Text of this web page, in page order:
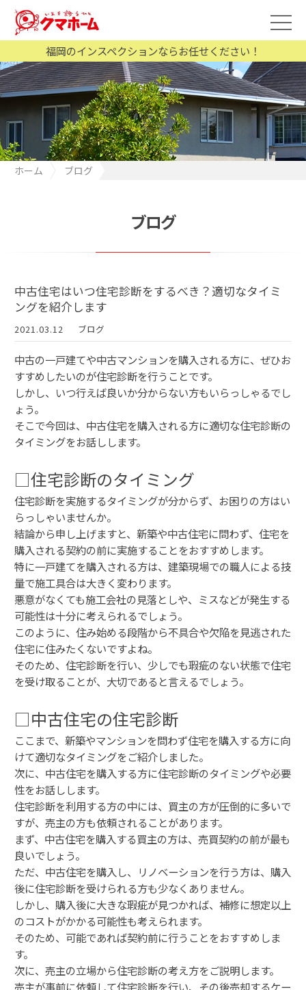
福岡のインスペクションならお任せください！
ホーム
ブログ
ブログ
中古住宅はいつ住宅診断をするべき？適切なタイミ
ングを紹介します
2021.03.12 ブログ
中古の一戸建てや中古マンションを購入される方に、ぜひお
すすめしたいのが住宅診断を行うことです。
しかし、いつ行えば良いか分からない方もいらっしゃるでし
ょう。
そこで今回は、中古住宅を購入される方に適切な住宅診断の
タイミングをお話しします。
□住宅診断のタイミング
住宅診断を実施するタイミングが分からず、お困りの方はい
らっしゃいませんか。
結論から申し上げますと、新築や中古住宅に問わず、住宅を
購入される契約の前に実施することをおすすめします。
特に一戸建てを購入される方は、建築現場での職人による技
量で施工具合は大きく変わります。
悪意がなくても施工会社の見落としや、ミスなどが発生する
可能性は十分に考えられるでしょう。
このように、住み始める段階から不具合や欠陥を見逃された
住宅に住みたくないですよね。
そのため、住宅診断を行い、少しでも瑕疵のない状態で住宅
を受け取ることが、大切であると言えるでしょう。
□中古住宅の住宅診断
ここまで、新築やマンションを問わず住宅を購入する方に向
けて適切なタイミングをご紹介しました。
次に、中古住宅を購入する方に住宅診断のタイミングや必要
性をお話しします。
住宅診断を利用する方の中には、買主の方が圧倒的に多いで
すが、売主の方も依頼されることがあります。
まず、中古住宅を購入する買主の方は、売買契約の前が最も
良いでしょう。
ただ、中古住宅を購入し、リノベーションを行う方は、購入
後に住宅診断を受けられる方も少なくありません。
しかし、購入後に大きな瑕疵が見つかれば、補修に想定以上
のコストがかかる可能性も考えられます。
そのため、可能であれば契約前に行うことをおすすめしま
す。
次に、売主の立場から住宅診断の考え方をご説明します。
売主が事前に依頼して住宅診断を行い、その後売却するケー